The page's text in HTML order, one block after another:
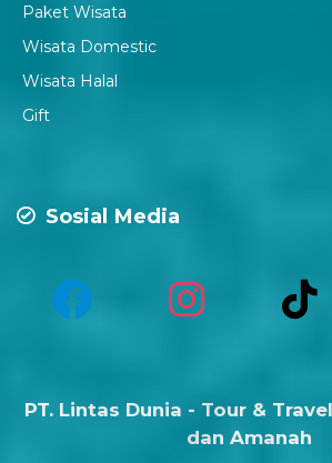
Paket Wisata
Wisata Domestic
Wisata Halal
Gift
Sosial Media
PT. Lintas Dunia - Tour &
dan Amanah